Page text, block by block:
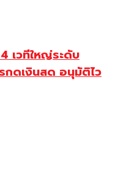
เวทีใหญ่ระดับ
กดเงินสด อนุมัติไว